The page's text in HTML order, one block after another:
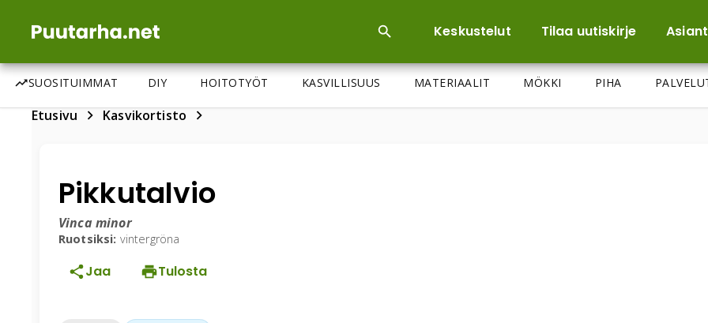
Keskustelut Tilaa uutiskirje
SUOSITUIMMAT DIY HOITOTYÖT KASVILLISUUS MATERIAALIT MÖKKI PIHA
Etusivu Kasvikortisto
Pikkutalvio
Vinca minor
Ruotsiksi: vintergröna
Jaa Tulosta